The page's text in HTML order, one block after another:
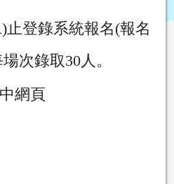
止登錄系統報名(報名
次錄取30人。
網頁